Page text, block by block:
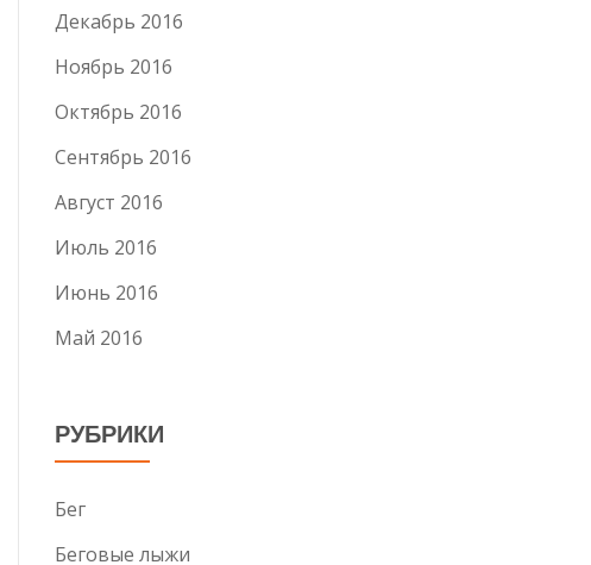
Декабрь 2016
Ноябрь 2016
Октябрь 2016
Сентябрь 2016
Август 2016
Июль 2016
Июнь 2016
Май 2016
РУБРИКИ
Бег
Беговые лыжи